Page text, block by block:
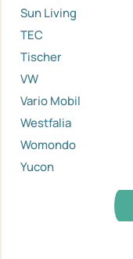
Sun Living
TEC
Tischer
VW
Vario Mobil
Westfalia
Womondo
Yucon